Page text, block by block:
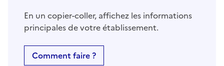
En un copier-coller, affichez les informations
principales de votre établissement.
Comment faire ?